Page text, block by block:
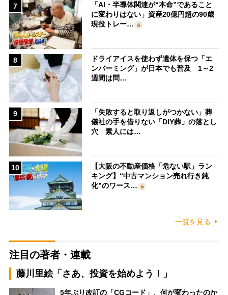
7
「AI・半導体関連が“本命”であること
に変わりはない」資産20億円超の90歳
現役トレー…
8
ドライアイスを使わず遺体を保つ「エ
ンバーミング」が日本でも普及 1～2
週間は問…
9
「失敗すると取り返しがつかない」葬
儀社の手を借りない「DIY葬」の落とし
穴 素人には…
10
【大阪の不動産価格「危ない駅」ラン
キング】“中古マンション売れ行き鈍
化”のワース…
一覧を見る
注目の著者・連載
藤川里絵「さあ、投資を始めよう！」
5年ぶり改訂の「CGコード」、何が変わったのか